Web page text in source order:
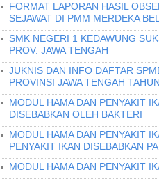
FORMAT LAPORAN HASIL
SEJAWAT DI PMM MERDEKA
SMK NEGERI 1 KEDAWUNG
PROV. JAWA TENGAH
JUKNIS DAN INFO DAFTAR
PROVINSI JAWA TENGAH
MODUL HAMA DAN PENYAKIT
DISEBABKAN OLEH BAKTERI
MODUL HAMA DAN PENYAKIT
PENYAKIT IKAN DISEBABKAN
MODUL HAMA DAN PENYAKIT